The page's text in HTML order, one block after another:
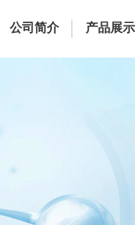
公司简介 产品展示